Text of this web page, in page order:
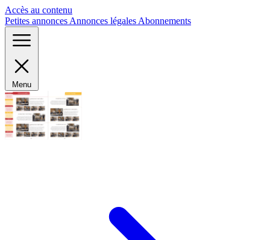
Accès au contenu
Petites annonces Annonces légales Abonnements
Menu
Panneau de gestion des cookies